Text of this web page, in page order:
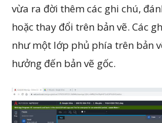
vừa ra đời thêm các ghi chú,
hoặc thay đổi trên bản vẽ. Các
như một lớp phủ phía trên bản
hưởng đến bản vẽ gốc.